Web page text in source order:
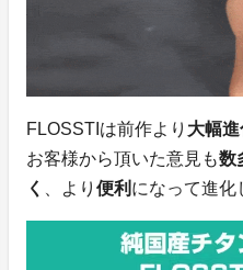
FLOSSTIは前作より 大幅進
お客様から頂いた意見も数
く
、より 便利 になって進化